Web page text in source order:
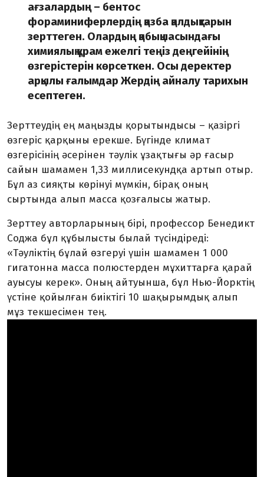
ағзалардың – бентос
фораминиферлердің қазба қалдықтарын
зерттеген. Олардың қабықшасындағы
химиялық құрам ежелгі теңіз деңгейінің
өзгерістерін көрсеткен. Осы деректер
арқылы ғалымдар Жердің айналу тарихын
есептеген.
Зерттеудің ең маңызды қорытындысы – қазіргі
өзгеріс қарқыны ерекше. Бүгінде климат
өзгерісінің әсерінен тәулік ұзақтығы әр ғасыр
сайын шамамен 1,33 миллисекундқа артып отыр.
Бұл аз сияқты көрінуі мүмкін, бірақ оның
сыртында алып масса қозғалысы жатыр.
Зерттеу авторларының бірі, профессор Бенедикт
Соджа бұл құбылысты былай түсіндіреді:
«Тәуліктің бұлай өзгеруі үшін шамамен 1 000
гигатонна масса полюстерден мұхиттарға қарай
ауысуы керек». Оның айтуынша, бұл Нью-Йорктің
үстіне қойылған биіктігі 10 шақырымдық алып
мұз текшесімен тең.